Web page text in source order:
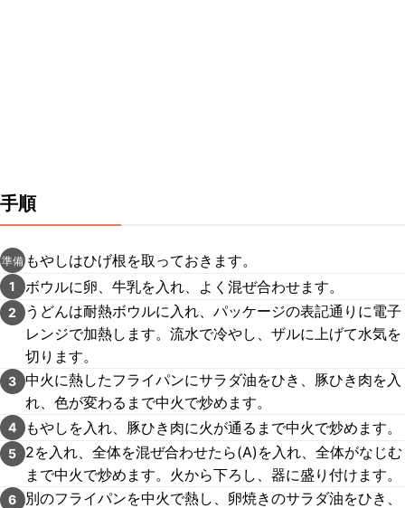
手順
準備 もやしはひげ根を取っておきます。
1 ボウルに卵、牛乳を入れ、よく混ぜ合わせます。
2
うどんは耐熱ボウルに入れ、パッケージの表記通りに電子
レンジで加熱します。流水で冷やし、ザルに上げて水気を
切ります。
3 中火に熱したフライパンにサラダ油をひき、豚ひき肉を入
れ、色が変わるまで中火で炒めます。
4 もやしを入れ、豚ひき肉に火が通るまで中火で炒めます。
5
2を入れ、全体を混ぜ合わせたら(A)を入れ、全体がなじむ
まで中火で炒めます。火から下ろし、器に盛り付けます。
6
別のフライパンを中火で熱し、卵焼きのサラダ油をひき、